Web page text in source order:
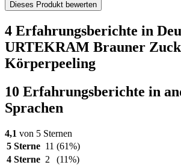
Dieses Produkt bewerten
4 Erfahrungsberichte in
URTEKRAM Brauner
Körperpeeling
10 Erfahrungsberichte in
Sprachen
4,1 von 5 Sternen
5 Sterne 11 (61%)
4 Sterne 2
(11%)